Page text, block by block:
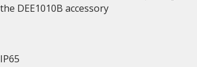
the DEE1010B accessory
IP65